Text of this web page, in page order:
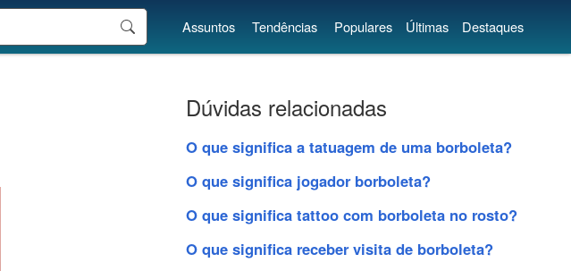
Assuntos Tendências Populares Últimas Destaques
Dúvidas relacionadas
O que significa a tatuagem de uma borboleta?
O que significa jogador borboleta?
O que significa tattoo com borboleta no rosto?
O que significa receber visita de borboleta?